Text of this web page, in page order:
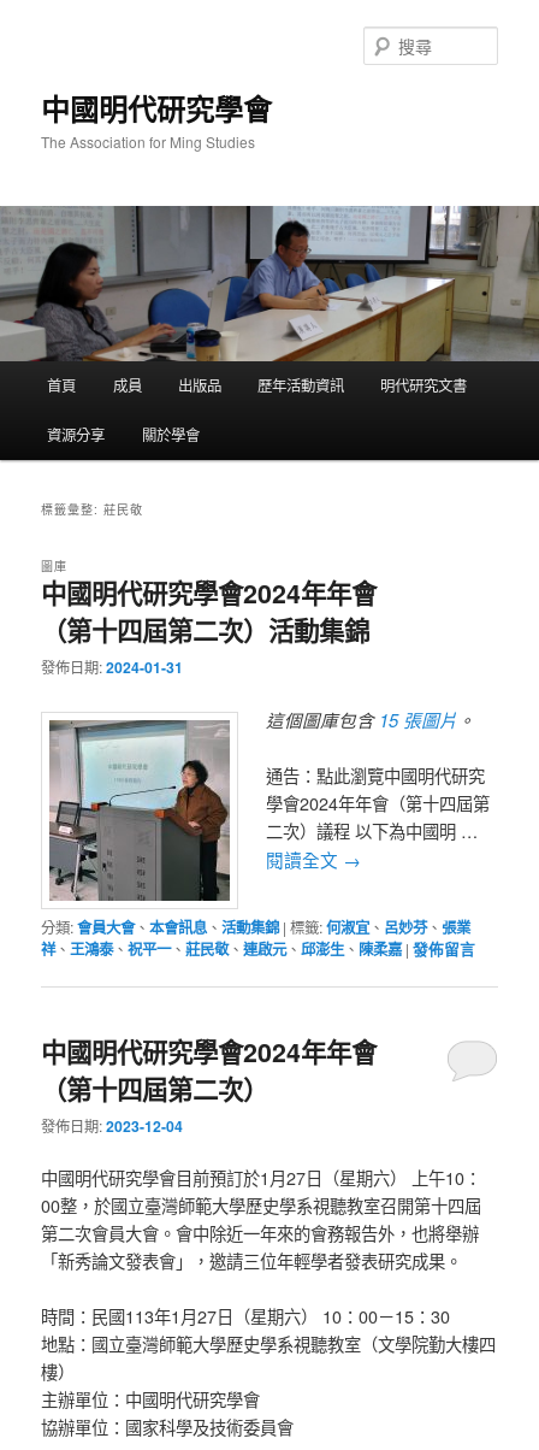
中國明代研究學會
The Association for Ming Studies
尋
首頁 成員 出版品 歷年活動資訊 明代研究文書
資源分享 關於學會
標籤彙整:莊民敬
中國明代研究學會2024年年會
（第十四屆第二次）活動集錦
圖庫
發佈日期:2024-01-31
這個圖庫包含 15 張圖片 。
通告：點此瀏覽中國明代研究
學會2024年年會（第十四屆第
二次）議程 以下為中國明 …
閱讀全文 →
分類:會員大會、本會訊息 、活動集錦 |標籤:何淑宜 、 呂妙芬、張業
祥、王鴻泰、祝平一、莊民敬、連啟元、邱澎生 、 陳柔嘉 |發佈留言
中國明代研究學會2024年年會
（第十四屆第二次）
發佈日期:2023-12-04
中國明代研究學會目前預訂於1月27日（星期六） 上午10：
00整，於國立臺灣師範大學歷史學系視聽教室召開第十四屆
第二次會員大會。會中除近一年來的會務報告外，也將舉辦
「新秀論文發表會」，邀請三位年輕學者發表研究成果。
時間：民國113年1月27日（星期六） 10：00－15：30
地點：國立臺灣師範大學歷史學系視聽教室（文學院勤大樓四
樓）
主辦單位：中國明代研究學會
協辦單位：國家科學及技術委員會